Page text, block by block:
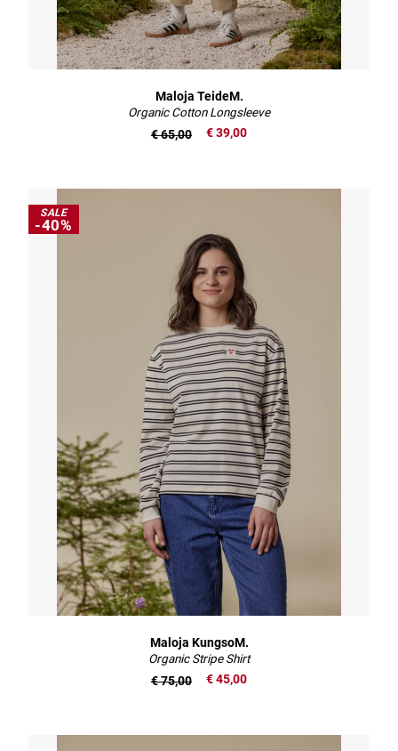
Maloja TeideM.
Organic Cotton Longsleeve
€ 39,00
€ 65,00
SALE
-40%
Maloja KungsoM.
Organic Stripe Shirt
€ 45,00
€ 75,00